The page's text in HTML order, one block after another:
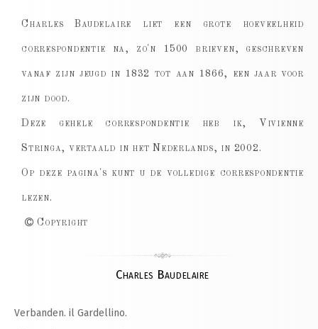
Charles Baudelaire liet een grote hoeveelheid
correspondentie na, zo'n 1500 brieven, geschreven
vanaf zijn jeugd in 1832 tot aan 1866, een jaar voor
zijn dood.
Deze gehele correspondentie heb ik, Vivienne
Stringa, vertaald in het Nederlands, in 2002.
Op deze pagina's kunt u de volledige correspondentie
lezen.
Copyright
Charles Baudelaire
Verbanden. il Gardellino.